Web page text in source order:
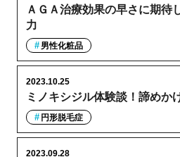
ＡＧＡ治療効果の早さに期待
力
男性化粧品
ミノキシジル体験談！諦めか
2023.10.25
円形脱毛症
2023.09.28